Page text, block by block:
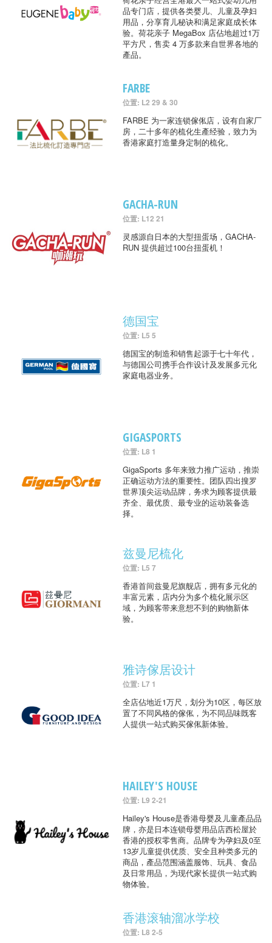
品专门店，提供各类婴儿、儿童及孕妇
用品，分享育儿秘诀和满足家庭成长体
验。荷花亲子 MegaBox 店佔地超过1万
平方尺，售卖 4 万多款来自世界各地的
產品。
FARBE
位置: L2 29 & 30
FARBE 为一家连锁傢俬店，设有自家厂
房，二十多年的梳化生產经验，致力为
香港家庭打造量身定制的梳化。
GACHA-RUN
位置: L12 21
灵感源自日本的大型扭蛋场，GACHA-
RUN 提供超过100台扭蛋机！
德国宝
位置: L5 5
德国宝的制造和销售起源于七十年代，
与德国公司携手合作设计及发展多元化
家庭电器业务。
GIGASPORTS
位置: L8 1
GigaSports 多年来致力推广运动，推崇
正确运动方法的重要性。团队四出搜罗
世界顶尖运动品牌，务求为顾客提供最
齐全、最优质、最专业的运动装备选
择。
兹曼尼梳化
位置: L5 7
香港首间兹曼尼旗舰店，拥有多元化的
丰富元素，店内分为多个梳化展示区
域，为顾客带来意想不到的购物新体
验。
雅诗傢居设计
位置: L7 1
全店佔地近1万尺，划分为10区，每区放
置了不同风格的傢俬，为不同品味既客
人提供一站式购买傢俬新体验。
HAILEY'S HOUSE
位置: L9 2-21
Hailey's House是香港母婴及儿童產品品
牌，亦是日本连锁母婴用品店西松屋於
香港的授权零售商。品牌专为孕妇及0至
13岁儿童提供优质、安全且种类多元的
商品，產品范围涵盖服饰、玩具、食品
及日常用品，为现代家长提供一站式购
物体验。
香港滚轴溜冰学校
位置: L8 2-5